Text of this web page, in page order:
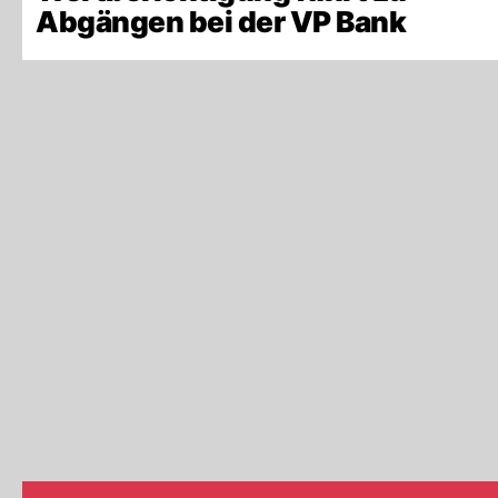
Abgängen bei der VP Bank